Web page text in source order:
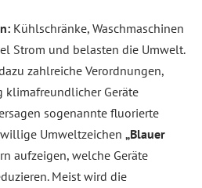
Kühlschränke, Waschmaschinen
Strom und belasten die Umwelt.
zahlreiche Verordnungen,
Geräte
sogenannte fluorierte
Umweltzeichen „Blauer
aufzeigen, welche Geräte
Meist wird die